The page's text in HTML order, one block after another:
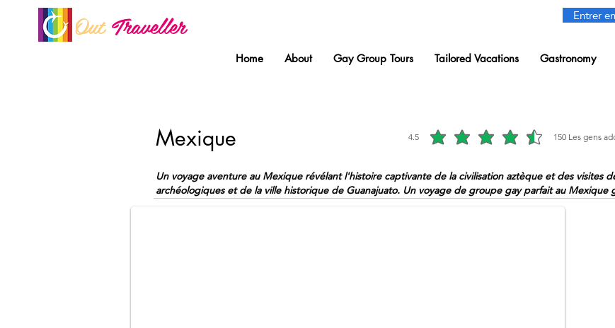
Out Traveller Entrer
Home About Gay Group Tours Tailored Vacations Gastronomy
Mexique 4.5 150 Les gens
la note moyenne est 4.5 sur 5, d'après 150 votes, Les
Un voyage aventure au Mexique révélant l'histoire captivante de la civilisation aztèque et des visites
archéologiques et de la ville historique de Guanajuato. Un voyage de groupe gay parfait au Mexique
Chichen Itza Mexico
Gay tours to Mexico by Out Traveller.